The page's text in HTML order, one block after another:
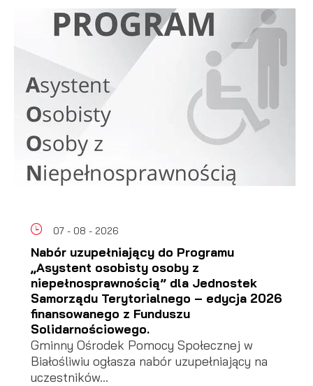
07 - 08 - 2026
Nabór uzupełniający do Programu
„Asystent osobisty osoby z
niepełnosprawnością” dla Jednostek
Samorządu Terytorialnego – edycja 2026
finansowanego z Funduszu
Solidarnościowego.
Gminny Ośrodek Pomocy Społecznej w
Białośliwiu ogłasza nabór uzupełniający na
uczestników...